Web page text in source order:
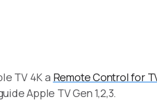
TV 4K a Remote Control for
Apple TV Gen 1,2,3.